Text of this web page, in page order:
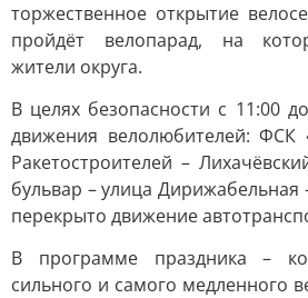
торжественное открытие
пройдёт велопарад, на
жители округа.
В целях безопасности с 11:00
движения велолюбителей: ФСК
Ракетостроителей –
бульвар – улица Дирижабельная
перекрыто движение
В программе праздника –
сильного и самого медленного